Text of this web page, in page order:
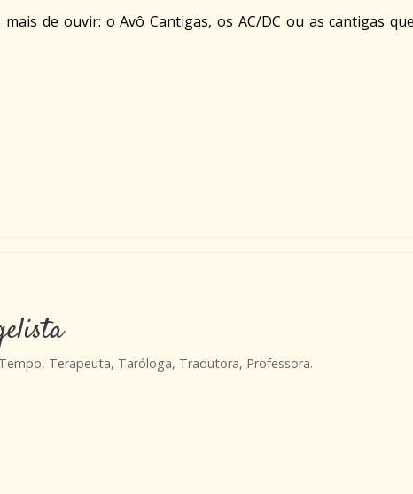
de ouvir: o Avô Cantigas, os AC/DC ou as cantigas
Terapeuta, Taróloga, Tradutora, Professora.